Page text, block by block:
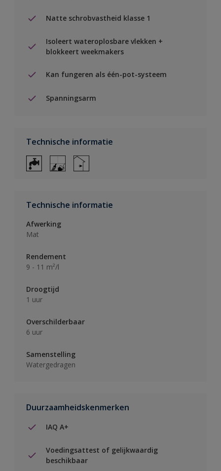
Natte schrobvastheid klasse 1
Isoleert wateroplosbare vlekken +
blokkeert weekmakers
Kan fungeren als één-pot-systeem
Spanningsarm
Technische informatie
Technische informatie
Afwerking
Mat
Rendement
9 - 11 m²/l
Droogtijd
1 uur
Overschilderbaar
6 uur
Samenstelling
Watergedragen
Duurzaamheidskenmerken
IAQ A+
Voedingsattest of gelijkwaardig
beschikbaar